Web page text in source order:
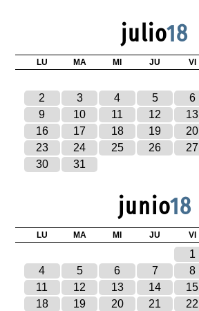
julio18
LU MA MI JU VI
2
3 4 5 6
9
10 11 12 13
16
17 18 19 20
23
24 25 26 27
30
31
junio18
LU MA MI JU VI
1
4
5 6 7 8
11
12 13 14 15
18
19 20 21 22